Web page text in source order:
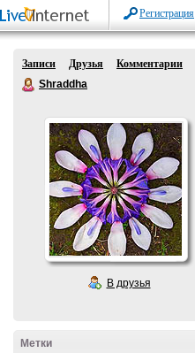
Регистрация
Записи Друзья
Комментарии
Shraddha
В друзья
Метки